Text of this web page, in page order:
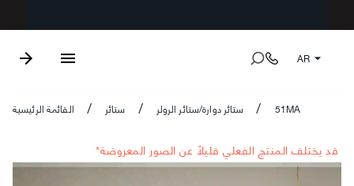
AR
القائمة الرئيسية / ستائر / ستائر دوارة/ستائر الرولر / 51MA
*قد يختلف المنتج الفعلي قليلاً عن الصور المعروضة